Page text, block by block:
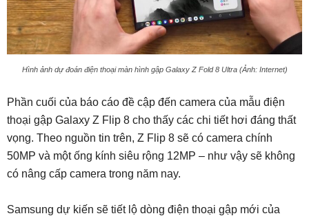
Hình ảnh dự đoán điện thoại màn hình gập Galaxy Z Fold 8 Ultra (Ảnh: Internet)
Phần cuối của báo cáo đề cập đến camera của mẫu điện
thoại gập Galaxy Z Flip 8 cho thấy các chi tiết hơi đáng thất
vọng. Theo nguồn tin trên, Z Flip 8 sẽ có camera chính
50MP và một ống kính siêu rộng 12MP – như vậy sẽ không
có nâng cấp camera trong năm nay.
Samsung dự kiến sẽ tiết lộ dòng điện thoại gập mới của